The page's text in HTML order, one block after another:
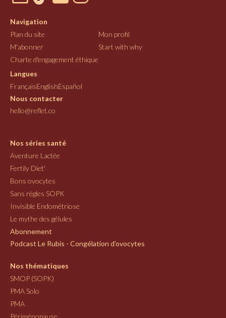
Navigation
Plan du site
Mon profil
M'abonner
Start with why
Charte d'engagement éthique
Langues
FrançaisEnglishEspañol
Nous contacter
hello@reflet.co
Nos séries santé
Aventure Lactée
Fertily Diet'
Bons ovocytes
Sans règles SOPK
Invisible Endométriose
Le mythe des gélules
Abonnement
Podcast Le Rubis - Congélation d'ovocytes
Nos thématiques
SMOP (SOPK)
PMA Solo
PMA
Périménopause